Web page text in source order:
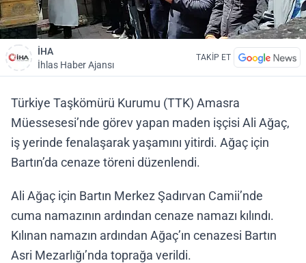
İHA
İhlas Haber Ajansı
TAKİP ET
Türkiye Taşkömürü Kurumu (TTK) Amasra
Müessesesi’nde görev yapan maden işçisi Ali Ağaç,
iş yerinde fenalaşarak yaşamını yitirdi. Ağaç için
Bartın’da cenaze töreni düzenlendi.
Ali Ağaç için Bartın Merkez Şadırvan Camii’nde
cuma namazının ardından cenaze namazı kılındı.
Kılınan namazın ardından Ağaç’ın cenazesi Bartın
Asri Mezarlığı’nda toprağa verildi.